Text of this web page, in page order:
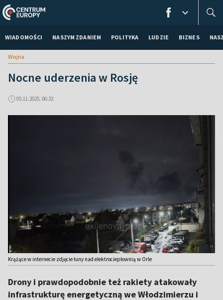
WIADOMOŚCI NASZYM ZDANIEM POLITYKA LUDZIE BIZNES
Wojna
Nocne uderzenia w Rosję
05.11.2025, 06:32
Krążące w internecie zdjęcie łuny nad elektrociepłownią w Orle
Drony i prawdopodobnie też rakiety atakowały
infrastrukturę energetyczną we Włodzimierzu i